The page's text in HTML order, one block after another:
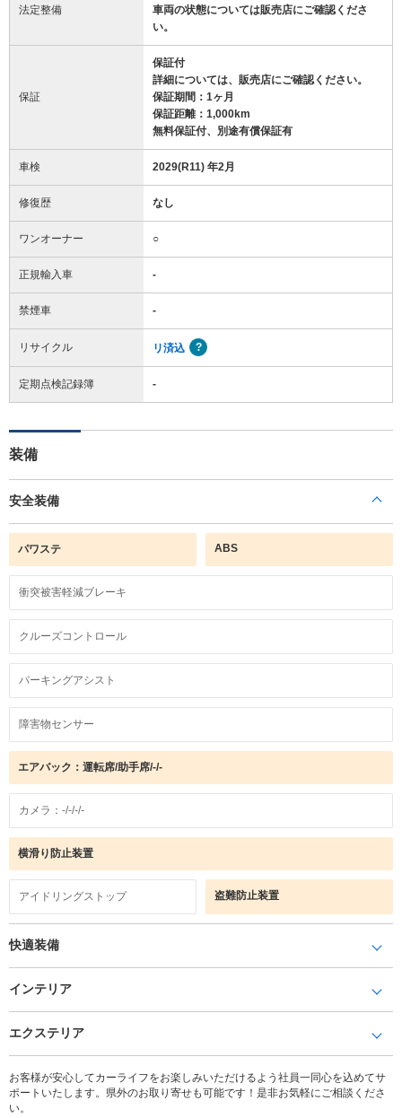
法定整備
車両の状態については販売店にご確認くださ
い。
保証
保証付
詳細については、販売店にご確認ください。
保証期間：1ヶ月
保証距離：1,000km
無料保証付、別途有償保証有
車検 2029(R11) 年2月
修復歴 なし
ワンオーナー ○
正規輸入車 -
禁煙車 -
リサイクル リ済込
定期点検記録簿 -
装備
安全装備
パワステ ABS
衝突被害軽減ブレーキ
クルーズコントロール
パーキングアシスト
障害物センサー
エアバック：運転席/助手席/-/-
カメラ：-/-/-/-
横滑り防止装置
アイドリングストップ 盗難防止装置
快適装備
インテリア
エクステリア
お客様が安心してカーライフをお楽しみいただけるよう社員一同心を込めてサ
ポートいたします。県外のお取り寄せも可能です！是非お気軽にご相談くださ
い。